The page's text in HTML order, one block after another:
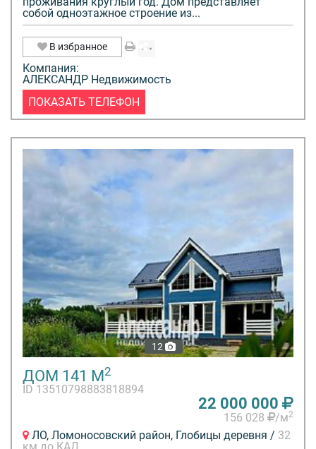
собой одноэтажное строение из...
В избранное
Компания:
АЛЕКСАНДР Недвижимость
ПОКАЗАТЬ ТЕЛЕФОН
12
ДОМ 141 М2
ID 13510798883818894
22 000 000
156 028 /м2
ЛО, Ломоносовский район, Глобицы деревня / 32